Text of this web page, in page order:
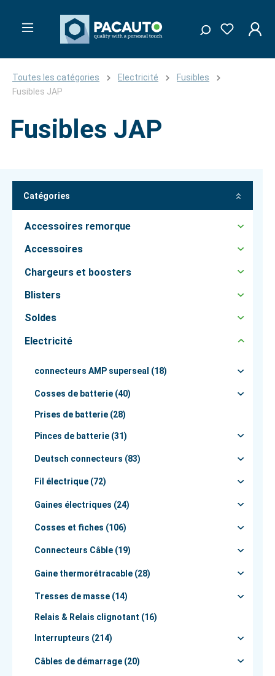
Toutes les catégories Electricité
Fusibles
Fusibles JAP
Fusibles JAP
Catégories
Accessoires remorque
Accessoires
Chargeurs et boosters
Blisters
Soldes
Electricité
connecteurs AMP superseal (18)
Cosses de batterie (40)
Prises de batterie (28)
Pinces de batterie (31)
Deutsch connecteurs (83)
Fil électrique (72)
Gaines électriques (24)
Cosses et fiches (106)
Connecteurs Câble (19)
Gaine thermorétracable (28)
Tresses de masse (14)
Relais & Relais clignotant (16)
Interrupteurs (214)
Câbles de démarrage (20)